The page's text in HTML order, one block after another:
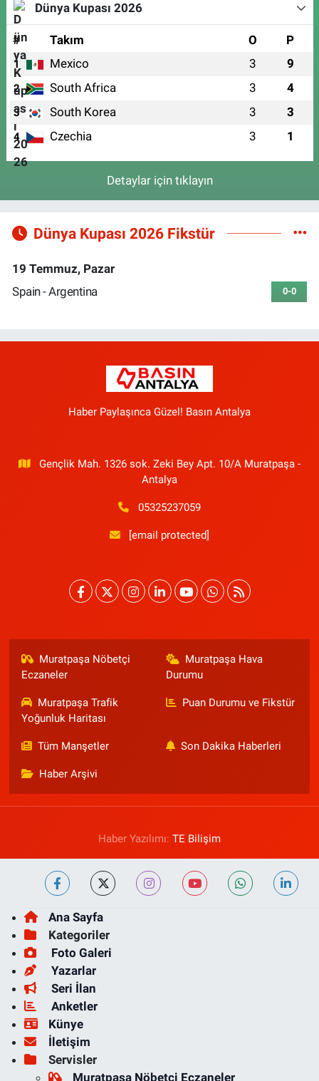
Dünya Kupası 2026
# Takım O P
1 Mexico 3 9
2 South Africa 3 4
3 South Korea 3 3
4 Czechia 3 1
Detaylar için tıklayın
Dünya Kupası 2026 Fikstür
19 Temmuz, Pazar
Spain - Argentina
0-0
Haber Paylaşınca Güzel! Basın Antalya
Gençlik Mah. 1326 sok. Zeki Bey Apt. 10/A Muratpaşa -
Antalya
05325237059
[email protected]
Muratpaşa Nöbetçi
Eczaneler
Muratpaşa Hava
Durumu
Muratpaşa Trafik
Yoğunluk Haritası
Puan Durumu ve Fikstür
Tüm Manşetler Son Dakika Haberleri
Haber Arşivi
Haber Yazılımı: TE Bilişim
Ana Sayfa
Kategoriler
Foto Galeri
Yazarlar
Seri İlan
Anketler
Künye
İletişim
Servisler
Muratpaşa Nöbetçi Eczaneler